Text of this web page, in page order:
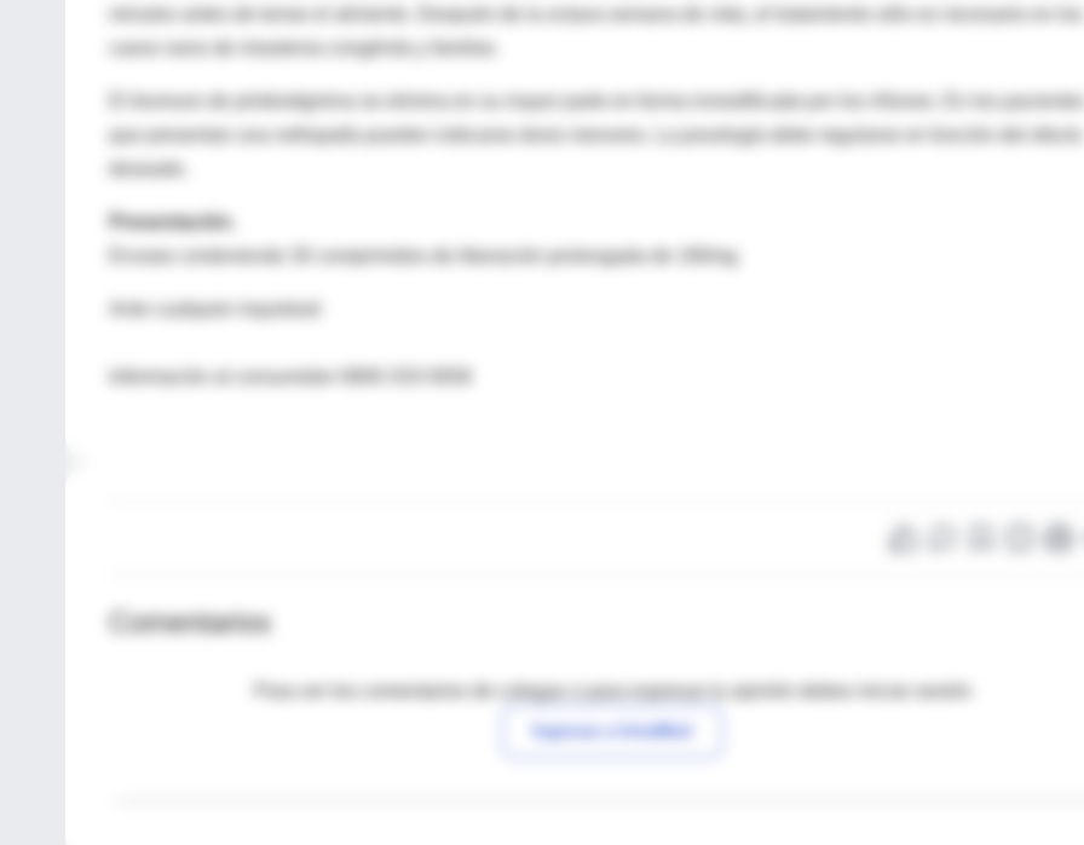
casos raros de miastenia congénita y familiar.
El bromuro de piridostigmina se elimina en su mayor parte en forma inmodificada por los riñones. En los
que presentan una nefropatía pueden indicarse dosis menores. La posología debe regularse en función del efecto
Presentación.
Envase conteniendo 30 comprimidos de liberación prolongada de 180mg.
Ante cualquier inquietud:
Comentarios
Para ver los comentarios de colegas o para expresar tu opinión debes iniciar sesión
Ingresar a IntraMed